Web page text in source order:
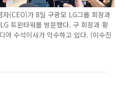
(CEO)가 8일 구광모 LG그룹 회장과
트윈타워를 방문했다. 구 회장과 황
아 수석이사가 악수하고 있다. (이수진